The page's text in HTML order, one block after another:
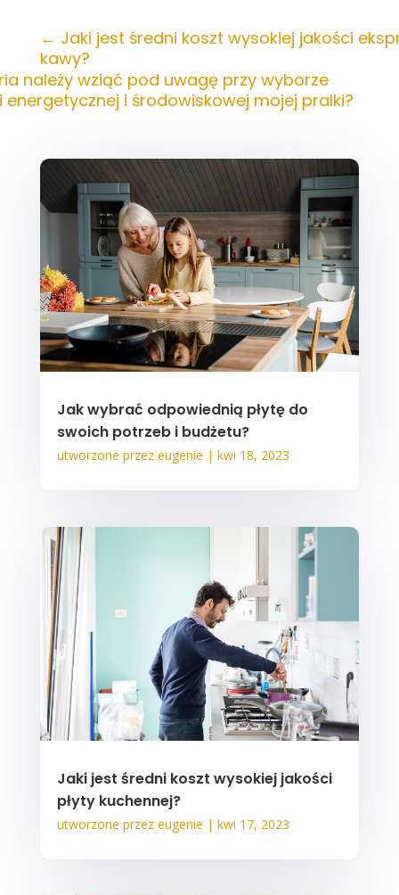
← Jaki jest średni koszt wysokiej jakości
kawy?
należy wziąć pod uwagę przy wyborze
energetycznej i środowiskowej mojej pralki?
Jak wybrać odpowiednią płytę do
swoich potrzeb i budżetu?
utworzone przez eugenie | kwi 18, 2023
Jaki jest średni koszt wysokiej jakości
płyty kuchennej?
utworzone przez eugenie | kwi 17, 2023